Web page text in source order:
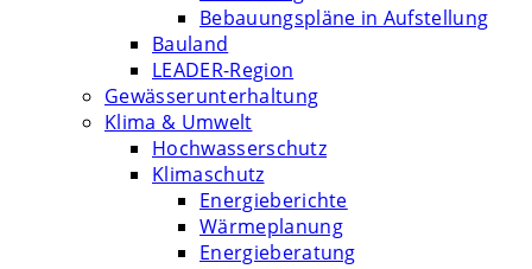
Bebauungspläne in Aufstellung
Bauland
LEADER-Region
Gewässerunterhaltung
Klima & Umwelt
Hochwasserschutz
Klimaschutz
Energieberichte
Wärmeplanung
Energieberatung